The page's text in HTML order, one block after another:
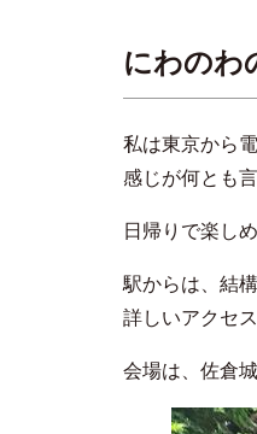
にわのわ
私は東京から
感じが何とも
日帰りで楽し
駅からは、結
詳しいアクセ
会場は、佐倉